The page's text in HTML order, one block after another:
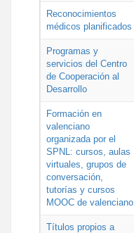
Reconocimientos
médicos planificados
Programas y
servicios del Centro
de Cooperación al
Desarrollo
Formación en
valenciano
organizada por el
SPNL: cursos, aulas
virtuales, grupos de
conversación,
tutorías y cursos
MOOC de valenciano
Títulos propios a